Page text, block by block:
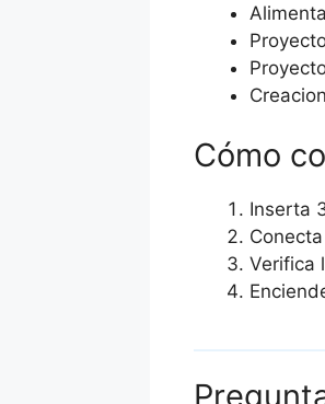
Cómo
Inserta
Verifica